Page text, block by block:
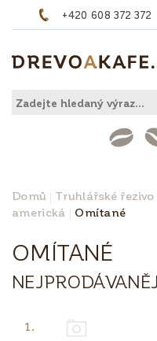
+420 608 372 372
Domů Truhlářské řezivo
americká
Omítané
OMÍTANÉ
1.